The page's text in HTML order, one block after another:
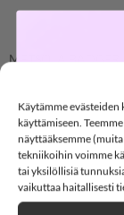
Käytämme
käyttämiseen.
näyttääksemme
tekniikoihin voimme
tai yksilöllisiä
vaikuttaa haitallisesti
METSOLA BADGER
74/80 86/92 98/
110/116 122/128
Clear
15%